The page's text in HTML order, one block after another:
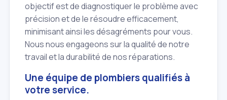
objectif est de diagnostiquer le problème avec
précision et de le résoudre efficacement,
minimisant ainsi les désagréments pour vous.
Nous nous engageons sur la qualité de notre
travail et la durabilité de nos réparations.
Une équipe de plombiers qualifiés à
votre service.